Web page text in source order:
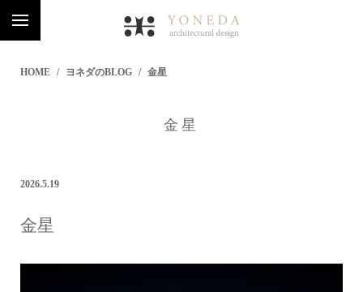
HOME ヨネダのBLOG 金星
金星
2026.5.19
金星